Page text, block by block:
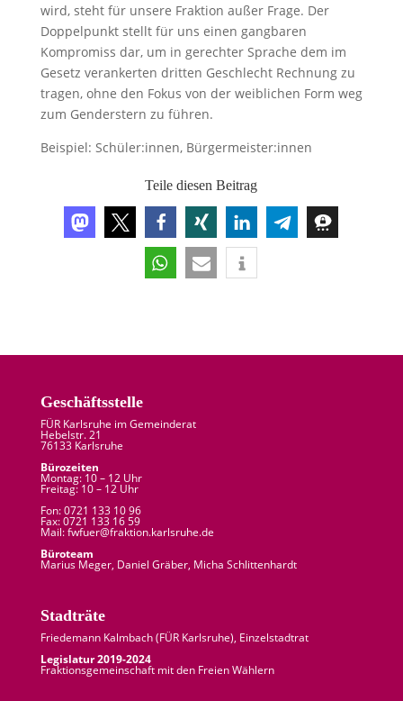
wird, steht für unsere Fraktion außer Frage. Der
Doppelpunkt stellt für uns einen gangbaren
Kompromiss dar, um in gerechter Sprache dem im
Gesetz verankerten dritten Geschlecht Rechnung zu
tragen, ohne den Fokus von der weiblichen Form weg
zum Genderstern zu führen.
Beispiel: Schüler:innen, Bürgermeister:innen
Teile diesen Beitrag
Geschäftsstelle
FÜR Karlsruhe im Gemeinderat
Hebelstr. 21
76133 Karlsruhe
Bürozeiten
Montag: 10 – 12 Uhr
Freitag: 10 – 12 Uhr
Fon: 0721 133 10 96
Fax: 0721 133 16 59
Mail: fwfuer@fraktion.karlsruhe.de
Büroteam
Marius Meger, Daniel Gräber, Micha Schlittenhardt
Stadträte
Friedemann Kalmbach (FÜR Karlsruhe), Einzelstadtrat
Legislatur 2019-2024
Fraktionsgemeinschaft mit den Freien Wählern